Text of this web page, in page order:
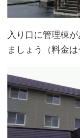
入り口に管理棟
ましょう（料金は